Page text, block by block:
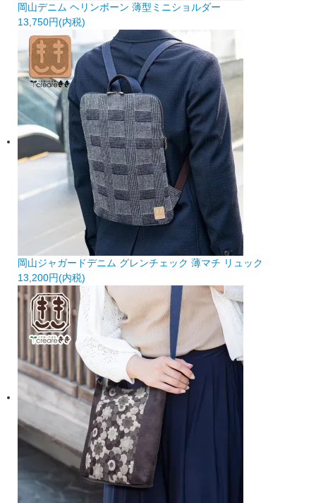
岡山デニム ヘリンボーン 薄型ミニショルダー
13,750円(内税)
岡山ジャガードデニム グレンチェック 薄マチ リュック
13,200円(内税)